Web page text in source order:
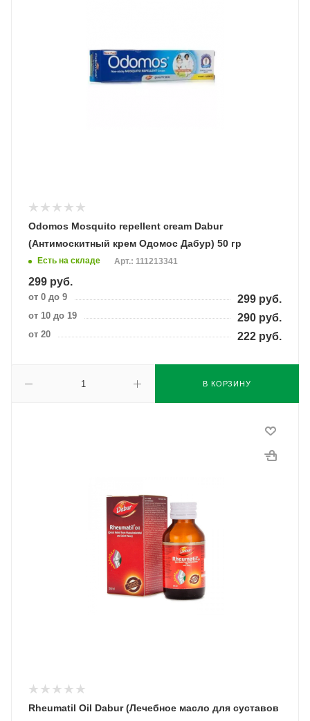
Odomos Mosquito repellent cream Dabur
(Антимоскитный крем Одомос Дабур) 50 гр
Есть на складе Арт.: 111213341
299 руб.
от 0 до 9 299 руб.
от 10 до 19 290 руб.
от 20 222 руб.
В КОРЗИНУ
Rheumatil Oil Dabur (Лечебное масло для суставов